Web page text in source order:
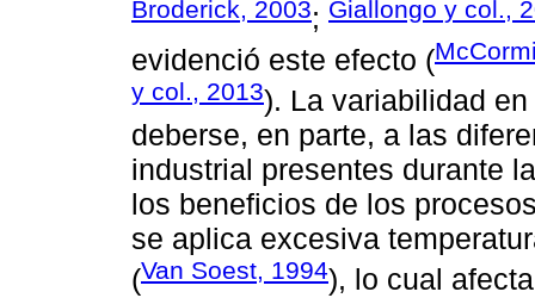
Broderick, 2003; Giallongo y col.,
evidenció este efecto (
y col., 2013). La variabilidad
deberse, en parte, a las
industrial presentes durante
los beneficios de los
se aplica excesiva
(Van Soest, 1994), lo cual